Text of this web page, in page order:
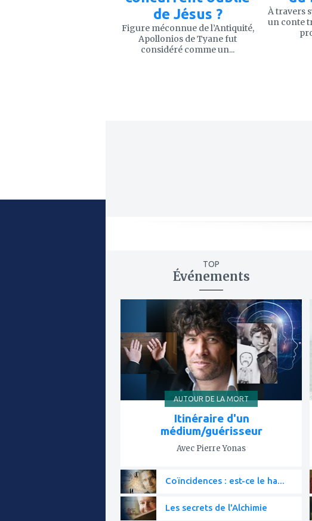
de Jésus ?
Figure méconnue de l’Antiquité,
Apollonios de Tyane fut
considéré comme un...
À travers
un conte
TOP
Événements
AUTOUR DE LA MORT
Itinéraire d'un
médium/guérisseur
Avec Pierre Yonas
Coïncidences : est-ce le ha...
Les secrets de l'Alchimie